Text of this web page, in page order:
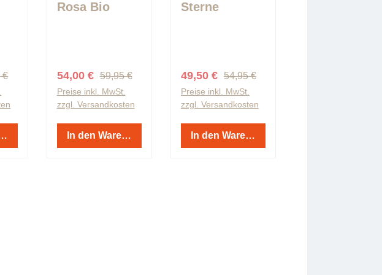
Preis:
€
Rosa Bio
Verkaufspreis:
54,00 € Regulärer Preis:
59,95 €
Preise inkl. MwSt.
zzgl. Versandkosten
In den Warenkorb
Sterne
Verkaufspreis:
49,50 € Regulärer Preis:
54,95 €
Preise inkl. MwSt.
zzgl. Versandkosten
In den Warenkorb